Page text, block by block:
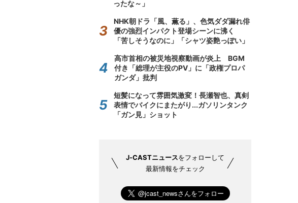
ったな～」
NHK朝ドラ「風、薫る」、色気ダダ漏れ俳
優の強烈インパクト登場シーンに沸く
「苦しそうなのに」「シャツ姿艶っぽい」
高市首相の被災地視察動画が炎上 BGM
付き「総理が主役のPV」に「政権プロパ
ガンダ」批判
短髪になって雰囲気激変！長瀬智也、真剣
表情でバイクにまたがり...ガソリンタンク
「ガン見」ショット
J-CASTニュースをフォローして
最新情報をチェック